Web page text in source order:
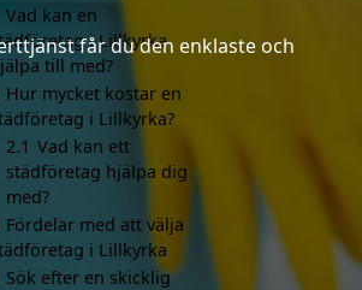
får du den enklaste och
Vad kan en
i Lillkyrka
till med?
Hur mycket kostar en
i Lillkyrka?
2.1 Vad kan ett
städföretag hjälpa dig
med?
Fördelar med att välja
i Lillkyrka
Sök efter en skicklig